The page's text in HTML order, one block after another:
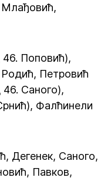
Млађовић,
46. Поповић),
Петровић
Саного),
Фалћинели
Дегенек, Саного,
Павков,